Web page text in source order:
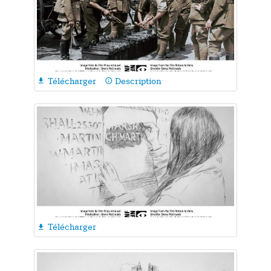
 Télécharger info_outline Description
 Télécharger